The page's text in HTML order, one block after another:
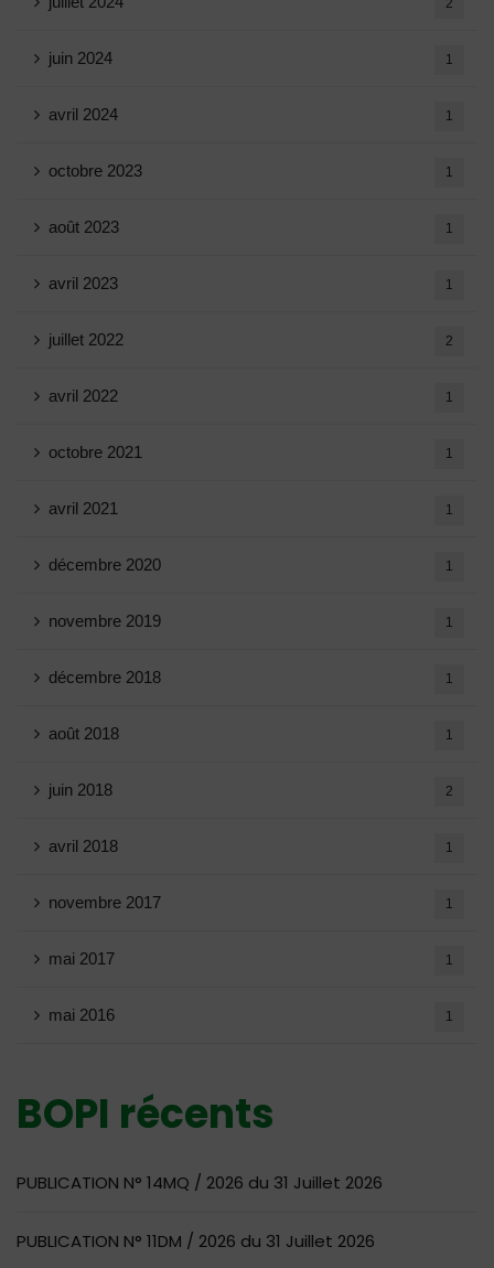
2
juin 2024 1
avril 2024 1
octobre 2023 1
août 2023 1
avril 2023 1
juillet 2022 2
avril 2022 1
octobre 2021 1
avril 2021 1
décembre 2020 1
novembre 2019 1
décembre 2018 1
août 2018 1
juin 2018 2
avril 2018 1
novembre 2017 1
mai 2017 1
mai 2016 1
BOPI récents
PUBLICATION N° 14MQ / 2026 du 31 Juillet 2026
PUBLICATION N° 11DM / 2026 du 31 Juillet 2026